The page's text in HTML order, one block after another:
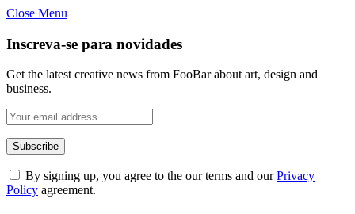
Close Menu
Inscreva-se para novidades
Get the latest creative news from FooBar about art, design and
business.
By signing up, you agree to the our terms and ourPrivacy
Policy agreement.